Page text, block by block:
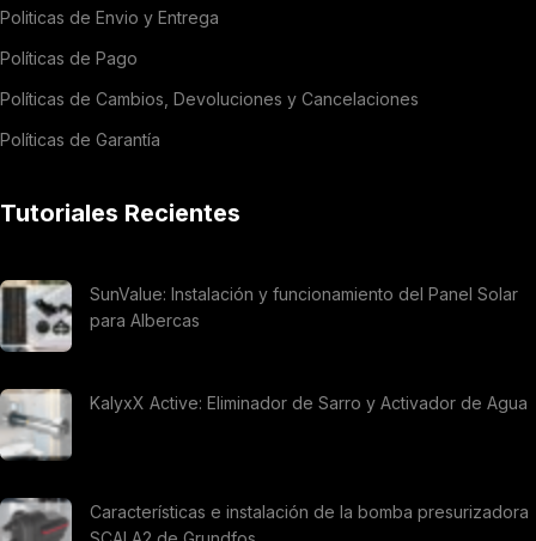
Politicas de Envio y Entrega
Políticas de Pago
Políticas de Cambios, Devoluciones y Cancelaciones
Políticas de Garantía
Tutoriales Recientes
SunValue: Instalación y funcionamiento del Panel Solar
para Albercas
KalyxX Active: Eliminador de Sarro y Activador de Agua
Características e instalación de la bomba presurizadora